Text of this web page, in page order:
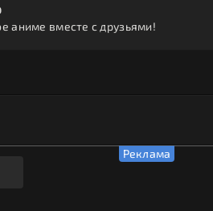
аниме вместе с друзьями!